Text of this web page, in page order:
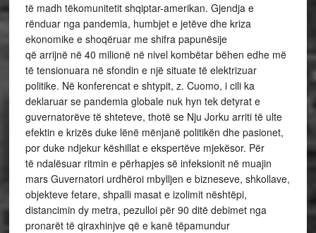
të madh tëkomunitetit shqiptar-amerikan. Gjendja e
rënduar nga pandemia, humbjet e jetëve dhe kriza
ekonomike e shoqëruar me shifra papunësije
që arrijnë në 40 milionë në nivel kombëtar bëhen edhe më
të tensionuara në sfondin e një situate të elektrizuar
politike. Në konferencat e shtypit, z. Cuomo, i cili ka
deklaruar se pandemia globale nuk hyn tek detyrat e
guvernatorëve të shteteve, thotë se Nju Jorku arriti të ulte
efektin e krizës duke lënë mënjanë politikën dhe pasionet,
por duke ndjekur këshillat e ekspertëve mjekësor. Për
të ndalësuar ritmin e përhapjes së infeksionit në muajin
mars Guvernatori urdhëroi mbylljen e bizneseve, shkollave,
objekteve fetare, shpalli masat e izolimit nështëpi,
distancimin dy metra, pezulloi për 90 ditë debimet nga
pronarët të qiraxhinjve që e kanë tëpamundur